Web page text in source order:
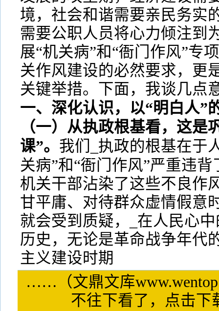
境，社会和谐需要亲民务实
需要公职人员将心力倾注到
展“机关病”和“衙门作风”专
关作风建设的必然要求，更
关键举措。下面，我谈几点
一、深化认识，以“明白人”
（一）从执政根基看，这是
课”。 我们_执政的根基在于
关病”和“衙门作风”严重违
机关干部沾染了这些不良作
甘平庸、对待群众虚情假意
就会受到质疑，_在人民心
历史，无论是革命战争年代
主义建设时期
……（文鼎文库
不往下看了，点击